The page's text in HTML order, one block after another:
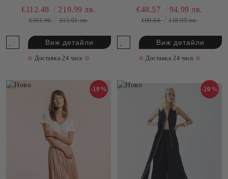
P510024
€112.48 219.99 лв.
€161.06 315.01 лв.
Виж детайли
✫ Доставка 24 часа ✫
P1228ADE
€48.57 94.99 лв.
€60.84 118.99 лв.
Виж детайли
✫ Доставка 24 часа ✫
-19% -20%